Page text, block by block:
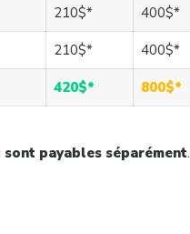
210$* 400$*
210$* 400$*
420$* 800$*
sont payables séparément.